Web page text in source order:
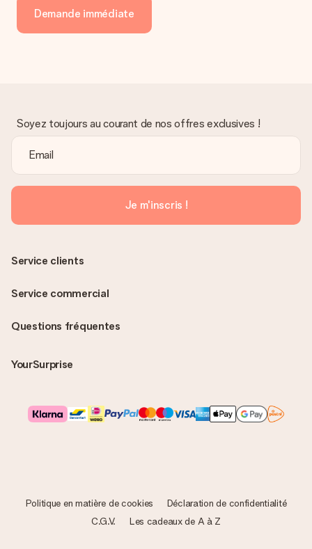
Demande immédiate
Soyez toujours au courant de nos offres exclusives !
Je m'inscris !
Questions fréquentes
YourSurprise
Service clients
Service commercial
Politique en matière de cookies
Déclaration de confidentialité
C.G.V.
Les cadeaux de A à Z